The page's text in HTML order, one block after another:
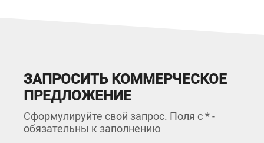
ЗАПРОСИТЬ КОММЕРЧЕСКОЕ
ПРЕДЛОЖЕНИЕ
Сформулируйте свой запрос. Поля с * -
обязательны к заполнению